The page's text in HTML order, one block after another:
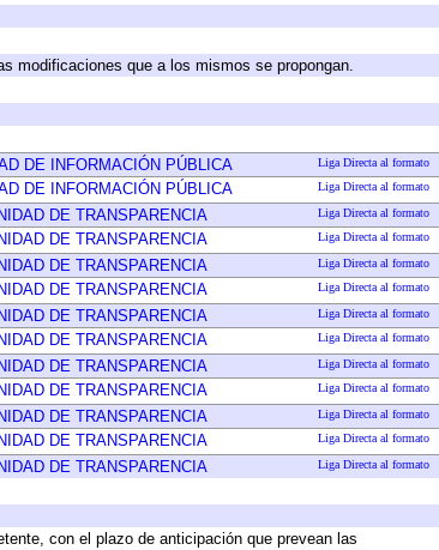
modificaciones que a los mismos se propongan.
DE INFORMACIÓN PÚBLICA Liga Directa al formato
DE INFORMACIÓN PÚBLICA Liga Directa al formato
DE TRANSPARENCIA Liga Directa al formato
DE TRANSPARENCIA Liga Directa al formato
DE TRANSPARENCIA Liga Directa al formato
DE TRANSPARENCIA Liga Directa al formato
DE TRANSPARENCIA Liga Directa al formato
DE TRANSPARENCIA Liga Directa al formato
DE TRANSPARENCIA Liga Directa al formato
DE TRANSPARENCIA Liga Directa al formato
DE TRANSPARENCIA Liga Directa al formato
DE TRANSPARENCIA Liga Directa al formato
DE TRANSPARENCIA Liga Directa al formato
con el plazo de anticipación que prevean las